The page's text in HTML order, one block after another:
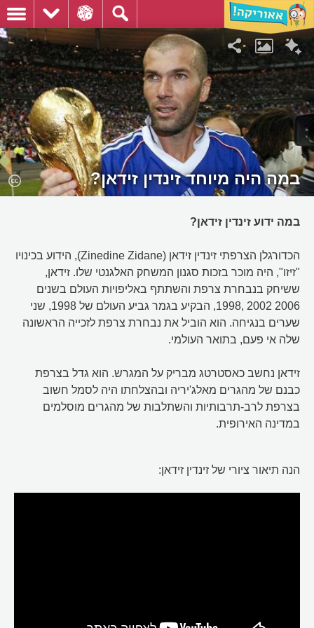
במה היה מיוחד זינדין זידאן?
במה ידוע זינדין זידאן?
הכדורגלן הצרפתי זינדין זידאן (Zinedine Zidane), הידוע בכינויו
"זיזו", היה מוכר בזכות סגנון המשחק האלגנטי שלו. זידאן,
ששיחק בנבחרת צרפת והשתתף באליפויות העולם בשנים
2006 2002 ,1998, הבקיע בגמר גביע העולם של 1998, שני
שערים בנגיחה. הוא הוביל את נבחרת צרפת לזכייה הראשונה
שלה אי פעם, בתואר העולמי.
זידאן נחשב כאסטרטג מבריק על המגרש. הוא גדל בצרפת
כבנם של מהגרים מאלג'יריה ובהצלחתו היה לסמל חשוב
בצרפת לרב-תרבותיות והשתלבות של מהגרים מוסלמים
במדינה האירופית.
הנה תיאור ציורי של זינדין זידאן: